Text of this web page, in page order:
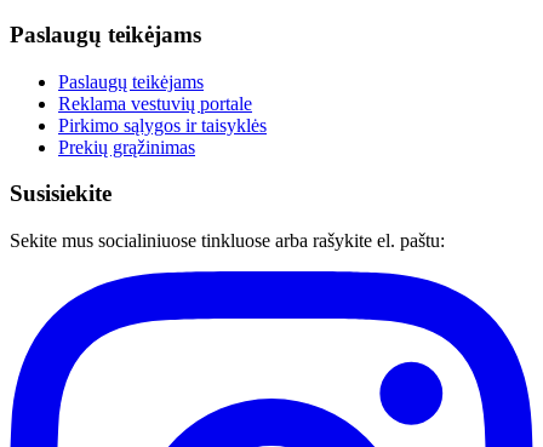
Paslaugų teikėjams
Paslaugų teikėjams
Reklama vestuvių portale
Pirkimo sąlygos ir taisyklės
Prekių grąžinimas
Susisiekite
Sekite mus socialiniuose tinkluose arba rašykite el. paštu: